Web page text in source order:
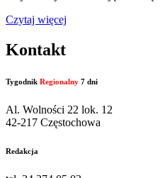
Czytaj więcej
Kontakt
Tygodnik Regionalny 7 dni
Al. Wolności 22 lok. 12
42-217 Częstochowa
Redakcja